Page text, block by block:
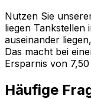
Nutzen Sie
liegen Tankstellen
auseinander
Das macht bei
Ersparnis von
Häufige